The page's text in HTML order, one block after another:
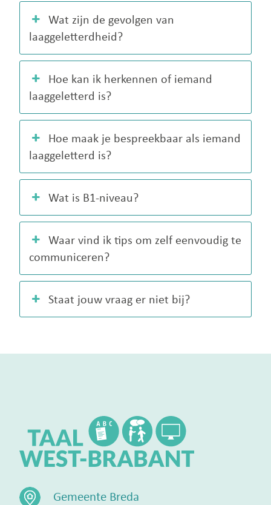
Wat zijn de gevolgen van
laaggeletterdheid?
Hoe kan ik herkennen of iemand
laaggeletterd is?
Hoe maak je bespreekbaar als iemand
laaggeletterd is?
Wat is B1-niveau?
Waar vind ik tips om zelf eenvoudig te
communiceren?
Staat jouw vraag er niet bij?
Gemeente Breda